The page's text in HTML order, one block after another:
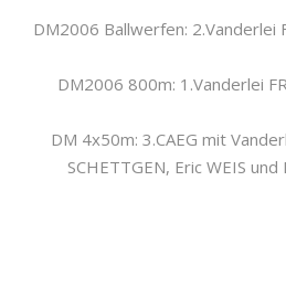
DM2006 Ballwerfen: 2.Vanderlei
DM2006 800m: 1.Vanderlei
DM 4x50m: 3.CAEG mit
SCHETTGEN, Eric WEIS